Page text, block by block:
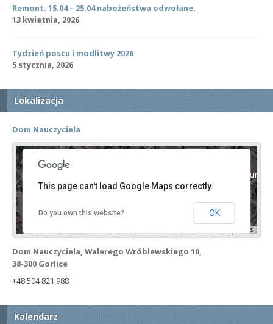
Remont. 15.04 – 25.04 nabożeństwa odwołane.
13 kwietnia, 2026
Tydzień postu i modlitwy 2026
5 stycznia, 2026
Lokalizacja
Dom Nauczyciela
For development
Terms
This page can't load Google Maps correctly.
Do you own this website? OK
Dom Nauczyciela, Walerego Wróblewskiego 10,
38-300 Gorlice
+48 504 821 988
Kalendarz